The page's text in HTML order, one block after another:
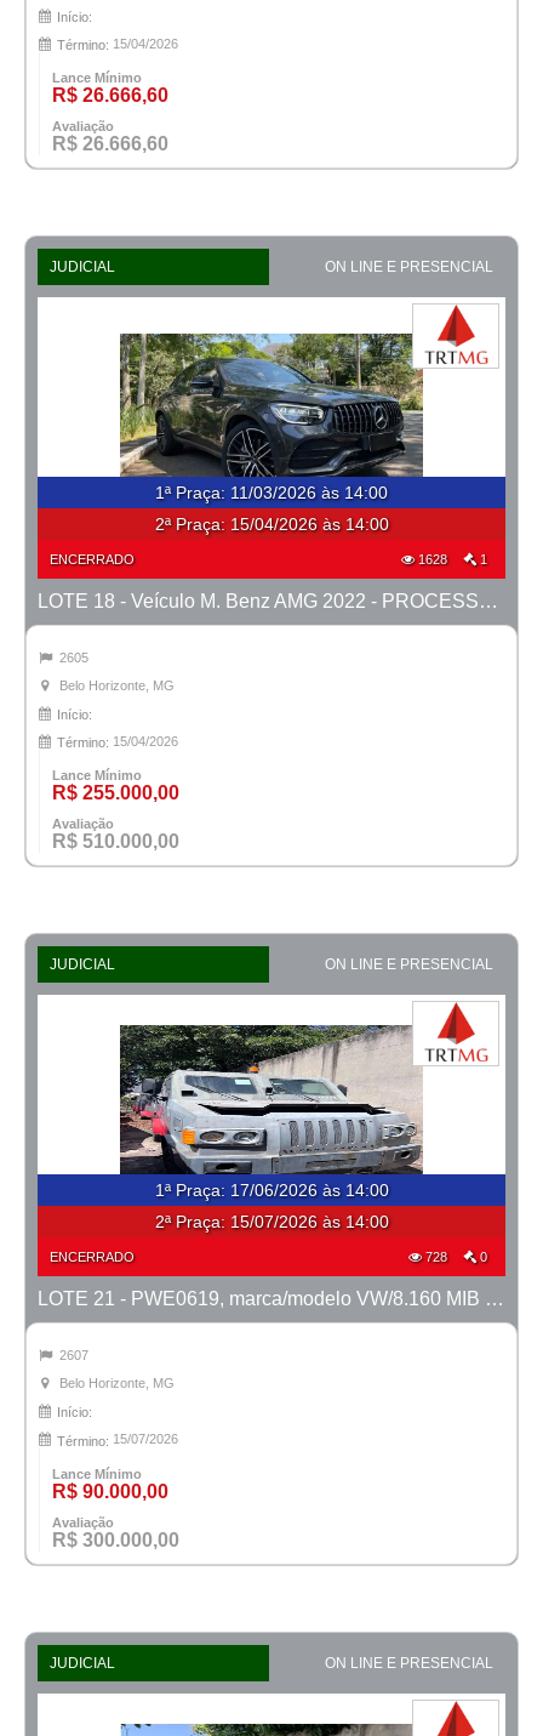
Início:
Término: 15/04/2026
Lance Mínimo
R$ 26.666,60
Avaliação
R$ 26.666,60
JUDICIAL ON LINE E PRESENCIAL
1ª Praça: 11/03/2026 às 14:00
2ª Praça: 15/04/2026 às 14:00
ENCERRADO 1628 1
LOTE 18 - Veículo M. Benz AMG 2022 - PROCESSO 0010588-41.2025-15ª BH
2605
Belo Horizonte, MG
Início:
Término: 15/04/2026
Lance Mínimo
R$ 255.000,00
Avaliação
R$ 510.000,00
JUDICIAL ON LINE E PRESENCIAL
1ª Praça: 17/06/2026 às 14:00
2ª Praça: 15/07/2026 às 14:00
ENCERRADO 728 0
LOTE 21 - PWE0619, marca/modelo VW/8.160 MIB Metropolis, ano 2014/2014
2607
Belo Horizonte, MG
Início:
Término: 15/07/2026
Lance Mínimo
R$ 90.000,00
Avaliação
R$ 300.000,00
JUDICIAL ON LINE E PRESENCIAL